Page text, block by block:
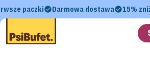
paczki Darmowa dostawa 15%